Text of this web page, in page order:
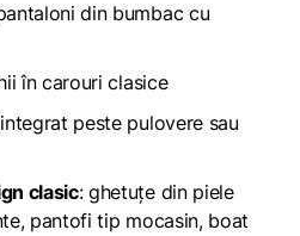
din bumbac cu
în carouri clasice
peste pulovere sau
clasic: ghetuțe din piele
pantofi tip mocasin, boat